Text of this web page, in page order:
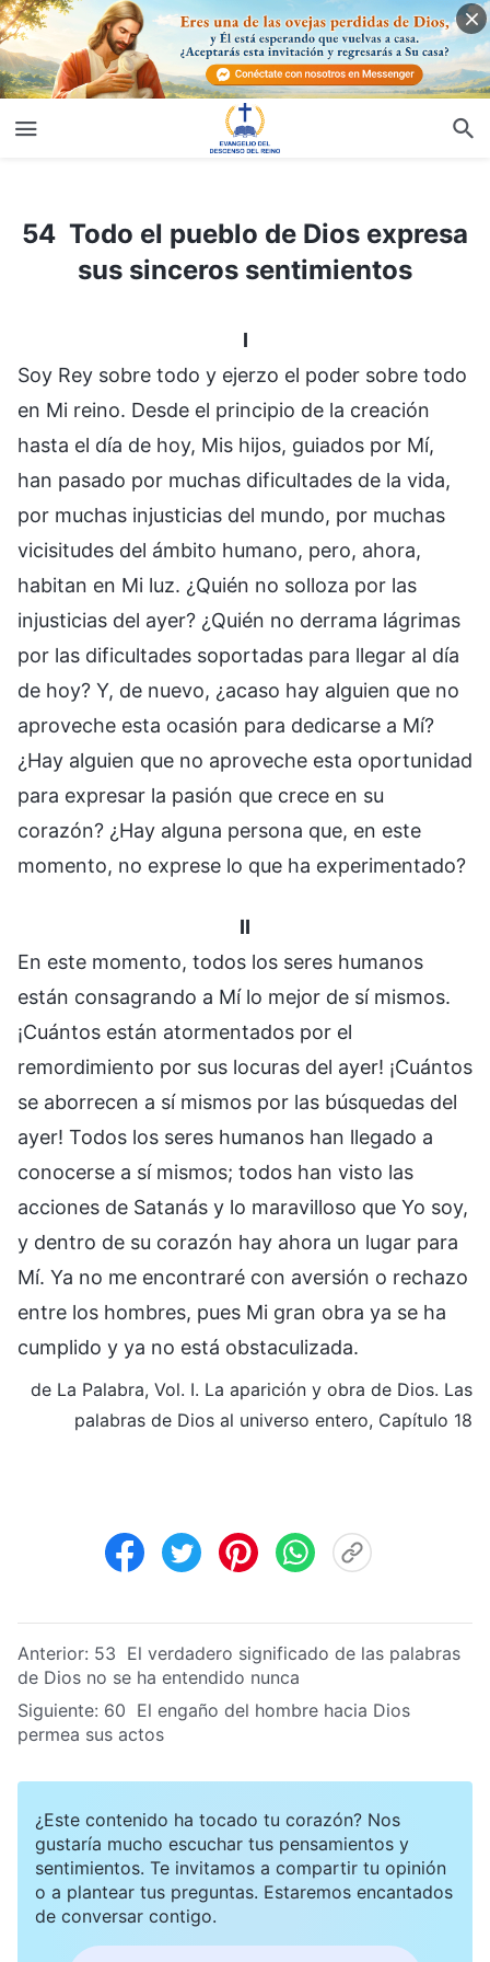
54 Todo el pueblo de Dios expresa
sus sinceros sentimientos
I
Soy Rey sobre todo y ejerzo el poder sobre todo
en Mi reino. Desde el principio de la creación
hasta el día de hoy, Mis hijos, guiados por Mí,
han pasado por muchas dificultades de la vida,
por muchas injusticias del mundo, por muchas
vicisitudes del ámbito humano, pero, ahora,
habitan en Mi luz. ¿Quién no solloza por las
injusticias del ayer? ¿Quién no derrama lágrimas
por las dificultades soportadas para llegar al día
de hoy? Y, de nuevo, ¿acaso hay alguien que no
aproveche esta ocasión para dedicarse a Mí?
¿Hay alguien que no aproveche esta oportunidad
para expresar la pasión que crece en su
corazón? ¿Hay alguna persona que, en este
momento, no exprese lo que ha experimentado?
II
En este momento, todos los seres humanos
están consagrando a Mí lo mejor de sí mismos.
¡Cuántos están atormentados por el
remordimiento por sus locuras del ayer! ¡Cuántos
se aborrecen a sí mismos por las búsquedas del
ayer! Todos los seres humanos han llegado a
conocerse a sí mismos; todos han visto las
acciones de Satanás y lo maravilloso que Yo soy,
y dentro de su corazón hay ahora un lugar para
Mí. Ya no me encontraré con aversión o rechazo
entre los hombres, pues Mi gran obra ya se ha
cumplido y ya no está obstaculizada.
de La Palabra, Vol. I. La aparición y obra de Dios. Las
palabras de Dios al universo entero, Capítulo 18
Anterior: 53 El verdadero significado de las palabras
de Dios no se ha entendido nunca
Siguiente: 60 El engaño del hombre hacia Dios
permea sus actos
¿Este contenido ha tocado tu corazón? Nos
gustaría mucho escuchar tus pensamientos y
sentimientos. Te invitamos a compartir tu opinión
o a plantear tus preguntas. Estaremos encantados
de conversar contigo.